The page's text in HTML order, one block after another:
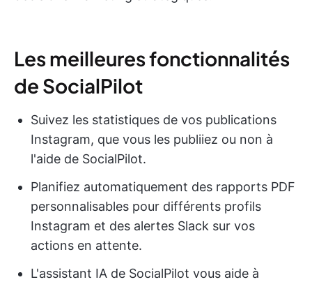
Les meilleures fonctionnalités
de SocialPilot
Suivez les statistiques de vos publications
Instagram, que vous les publiiez ou non à
l'aide de SocialPilot.
Planifiez automatiquement des rapports PDF
personnalisables pour différents profils
Instagram et des alertes Slack sur vos
actions en attente.
L'assistant IA de SocialPilot vous aide à